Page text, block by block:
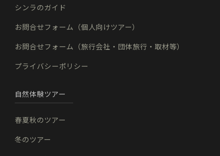
シンラのガイド
お問合せフォーム（個人向けツアー）
お問合せフォーム（旅行会社・団体旅行・取材等）
プライバシーポリシー
自然体験ツアー
春夏秋のツアー
冬のツアー